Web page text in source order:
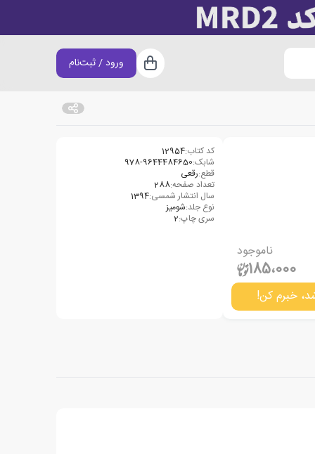
سبد خرید
ورود / ثبت‌نام
ناموجود
185،000
خبرم کن!
کد کتاب:12954
شابک:978-9644484650
قطع:رقعی
تعداد صفحه:288
سال انتشار شمسی:1394
نوع جلد:شومیز
سری چاپ:2